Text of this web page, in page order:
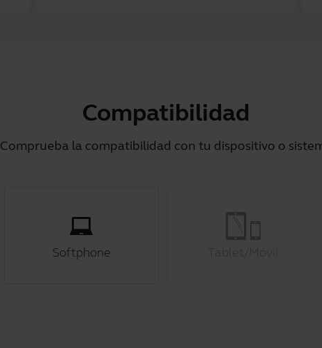
Compatibilidad
Comprueba la compatibilidad con tu dispositivo o
Softphone